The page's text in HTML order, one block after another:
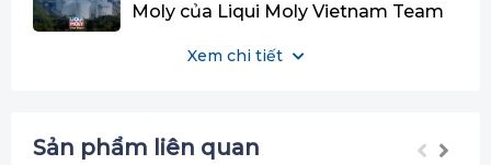
Moly của Liqui Moly Vietnam Team
Xem chi tiết
Sản phẩm liên quan